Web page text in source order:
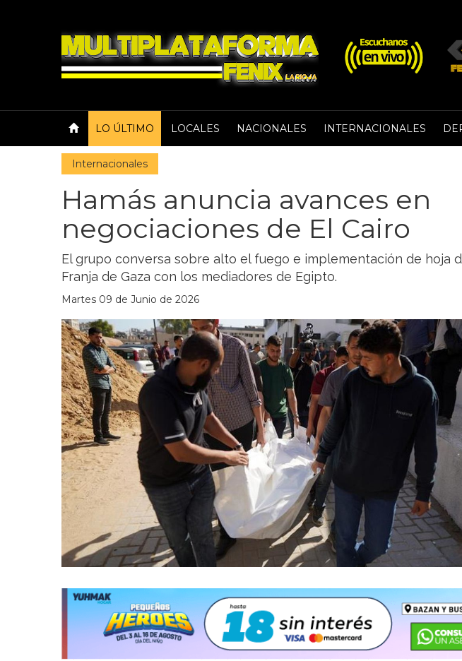
LO ÚLTIMO LOCALES NACIONALES INTERNACIONALES
Internacionales
Hamás anuncia avances en
negociaciones de El Cairo
El grupo conversa sobre alto el fuego e implementación de hoja
Franja de Gaza con los mediadores de Egipto.
Martes 09 de Junio de 2026